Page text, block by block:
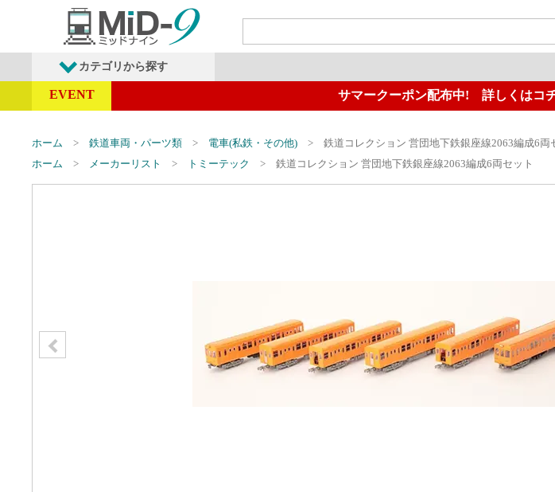
カテゴリから探す
発売予定商品 鉄道車両・オプション レイアウト・ジオラマ類
EVENT サマークーポン配布中! 詳しくはコ
ホーム 鉄道車両・パーツ類 電車(私鉄・その他)
鉄道コレクション 営団地下鉄銀座線2063編成6両
ホーム
メーカーリスト トミーテック 鉄道コレクション 営団地下鉄銀座線2063編成6両セット